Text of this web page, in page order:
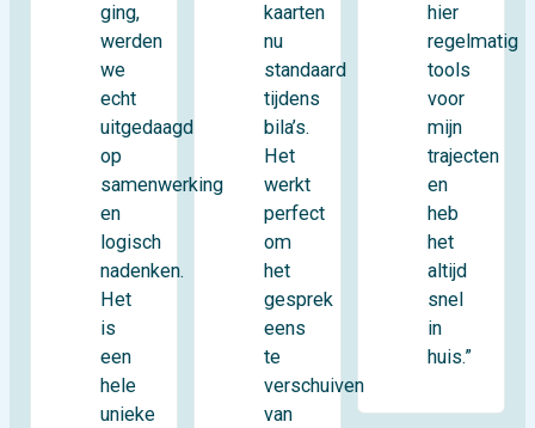
ging,
werden
we
echt
uitgedaagd
op
samenwerking
en
logisch
nadenken.
Het
is
een
hele
unieke
kaarten
nu
standaard
tijdens
bila’s.
Het
werkt
perfect
om
het
gesprek
eens
te
verschuiven
van
hier
regelmatig
tools
voor
mijn
trajecten
en
heb
het
altijd
snel
in
huis.”